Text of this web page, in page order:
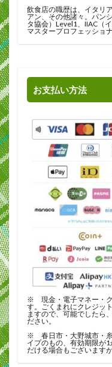
飲食店の職歴は、イタリ
アン、その他諸々。パン
タ協会）Level1、IIAC（
マスタープロフェッショナ
お支払い方法
※ 現金・電子マネー・ク
す。ごくまれにクレジッ
ますので、可能でしたら
ださい。
※ 春日市・大野城市・糸
イプのもの、有効期限が
だける場合もございます